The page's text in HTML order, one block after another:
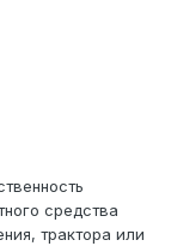
средства
трактора или